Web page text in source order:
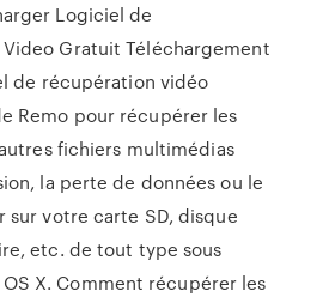
Logiciel de
Gratuit Téléchargement
de récupération vidéo
Remo pour récupérer les
fichiers multimédias
la perte de données ou le
votre carte SD, disque
etc. de tout type sous
X. Comment récupérer les